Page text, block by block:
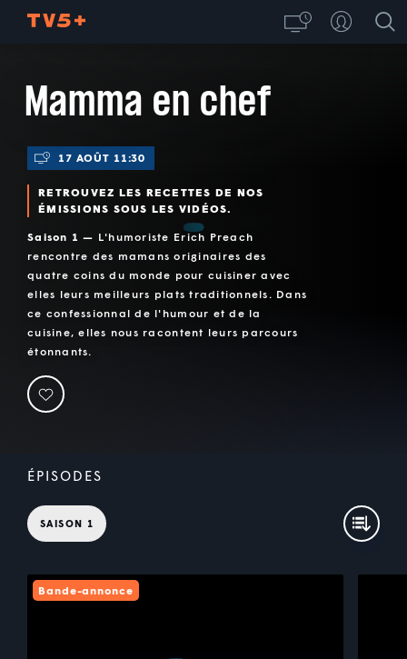
Mamma en chef
17 AOÛT 11:30
RETROUVEZ LES RECETTES DE NOS
ÉMISSIONS SOUS LES VIDÉOS.
Saison 1 — L'humoriste Erich Preach
rencontre des mamans originaires des
quatre coins du monde pour cuisiner avec
elles leurs meilleurs plats traditionnels. Dans
ce confessionnal de l'humour et de la
cuisine, elles nous racontent leurs parcours
étonnants.
ÉPISODES
SAISON 1
Bande-annonce